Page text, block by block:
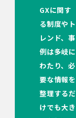
GXに関す
る制度やト
レンド、事
例は多岐に
わたり、必
要な情報を
整理するだ
けでも大き